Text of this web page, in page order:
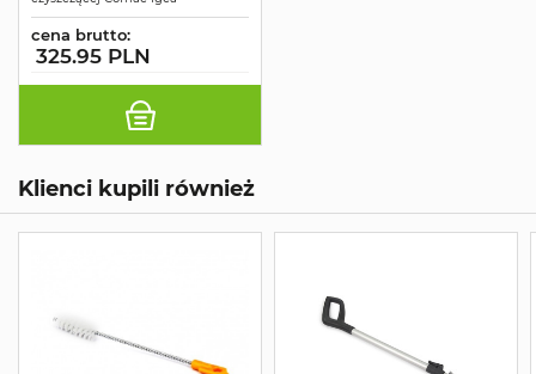
cena brutto:
325.95 PLN
Klienci kupili również